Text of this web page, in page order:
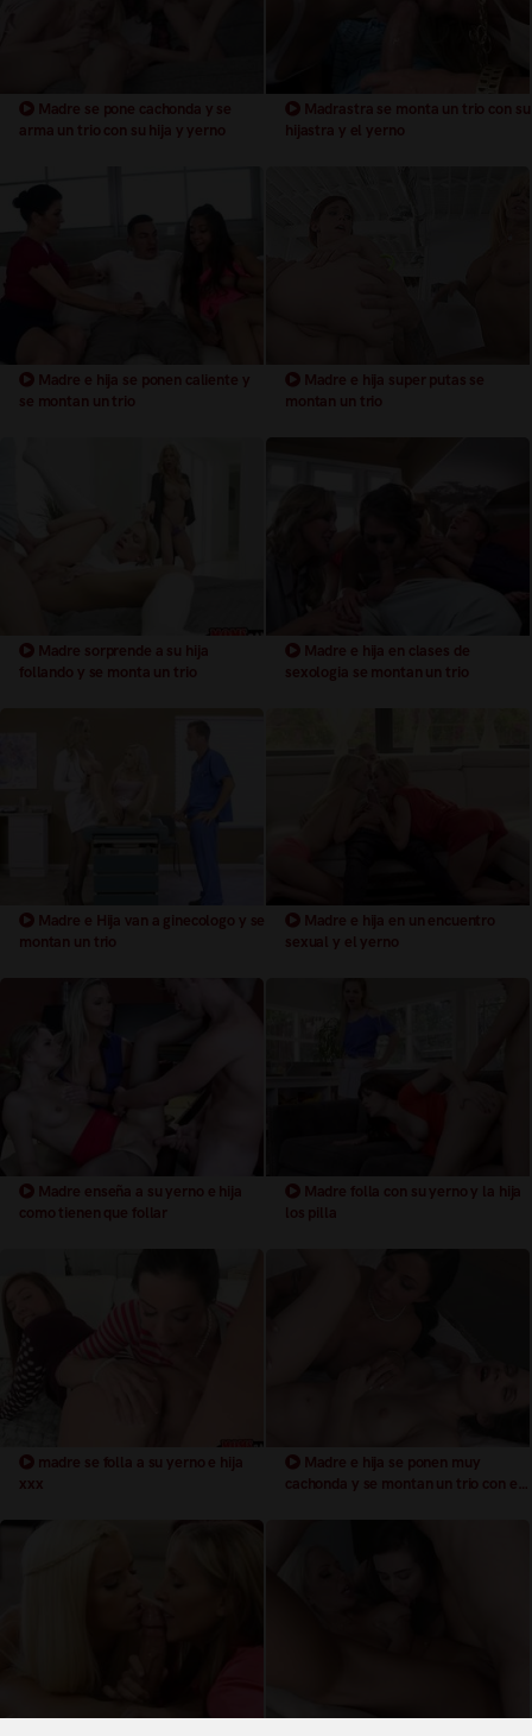
Madre se pone cachonda y se
arma un trio con su hija y yerno
Madrastra se monta un trio con su
hijastra y el yerno
Madre e hija se ponen caliente y
se montan un trio
Madre e hija super putas se
montan un trio
Madre sorprende a su hija
follando y se monta un trio
Madre e hija en clases de
sexologia se montan un trio
Madre e Hija van a ginecologo y se
montan un trio
Madre e hija en un encuentro
sexual y el yerno
Madre enseña a su yerno e hija
como tienen que follar
Madre folla con su yerno y la hija
los pilla
madre se folla a su yerno e hija
xxx
Madre e hija se ponen muy
cachonda y se montan un trio con el